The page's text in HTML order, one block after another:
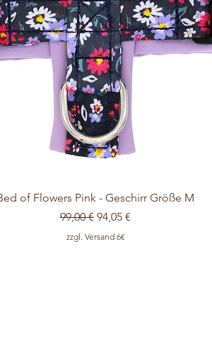
Schnellansicht
of Flowers Pink - Geschirr Größe M
Standardpreis
99,00 € Sale-Preis
94,05 €
zzgl. Versand 6€